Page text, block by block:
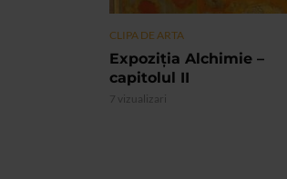
CLIPA DE ARTA
Expoziția Alchimie –
capitolul II
7 vizualizari